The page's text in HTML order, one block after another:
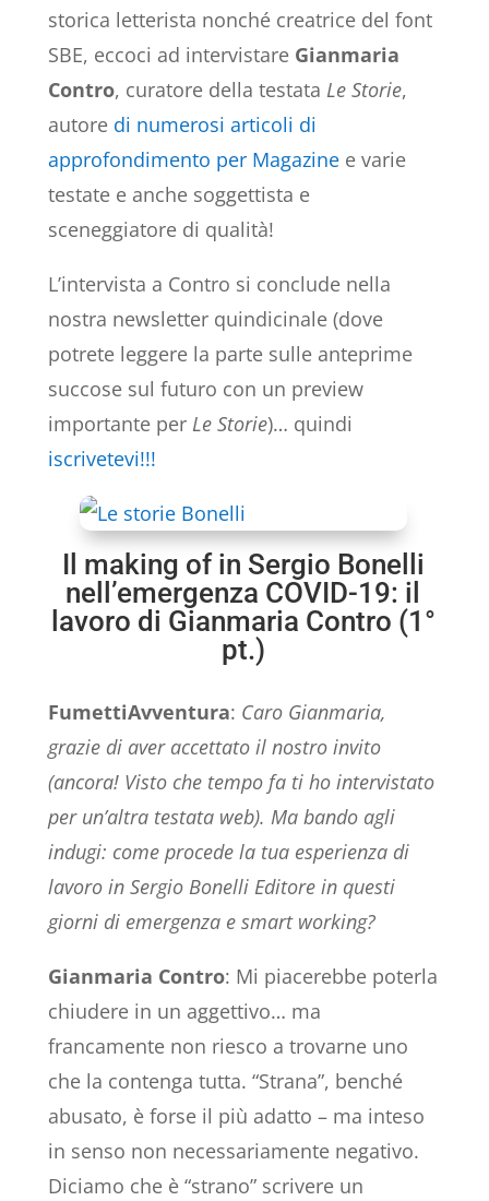
storica letterista nonché creatrice del font
SBE, eccoci ad intervistare Gianmaria
Contro, curatore della testata Le Storie,
autore di numerosi articoli di
approfondimento per Magazinee varie
testate e anche soggettista e
sceneggiatore di qualità!
L’intervista a Contro si conclude nella
nostra newsletter quindicinale (dove
potrete leggere la parte sulle anteprime
succose sul futuro con un preview
importante per Le Storie)… quindi
iscrivetevi!!!
Il making of in Sergio Bonelli
nell’emergenza COVID-19: il
lavoro di Gianmaria Contro (1°
pt.)
FumettiAvventura: Caro Gianmaria,
grazie di aver accettato il nostro invito
(ancora! Visto che tempo fa ti ho intervistato
per un’altra testata web). Ma bando agli
indugi: come procede la tua esperienza di
lavoro in Sergio Bonelli Editore in questi
giorni di emergenza e smart working?
Gianmaria Contro: Mi piacerebbe poterla
chiudere in un aggettivo… ma
francamente non riesco a trovarne uno
che la contenga tutta. “Strana”, benché
abusato, è forse il più adatto – ma inteso
in senso non necessariamente negativo.
Diciamo che è “strano” scrivere un